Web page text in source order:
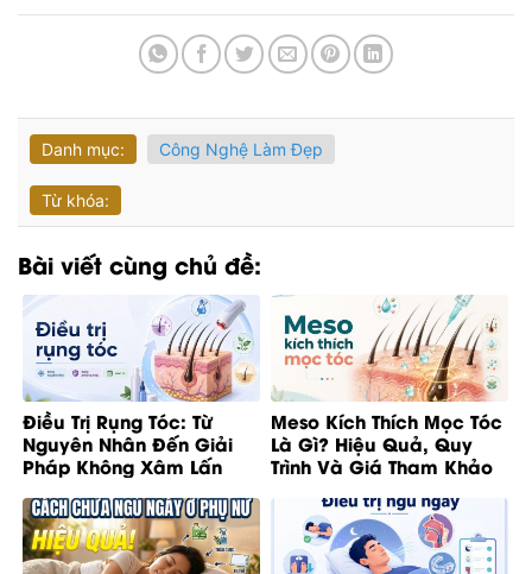
Danh mục: Công Nghệ Làm Đẹp
Từ khóa:
Bài viết cùng chủ đề:
Điều Trị Rụng Tóc: Từ
Nguyên Nhân Đến Giải
Pháp Không Xâm Lấn
Meso Kích Thích Mọc Tóc
Là Gì? Hiệu Quả, Quy
Trình Và Giá Tham Khảo